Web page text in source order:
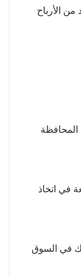
الأرباح
المحافظة
في اتخاذ
في السوق